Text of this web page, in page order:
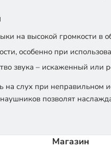
на высокой громкости в
особенно при
звука – искаженный или
на слух при неправильном
позволят
Магазин